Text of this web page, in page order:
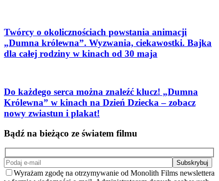
Twórcy o okolicznościach powstania animacji
„Dumna królewna”. Wyzwania, ciekawostki. Bajka
dla całej rodziny w kinach od 30 maja
Do każdego serca można znaleźć klucz! „Dumna
Królewna” w kinach na Dzień Dziecka – zobacz
nowy zwiastun i plakat!
Bądź na bieżąco ze światem filmu
Wyrażam zgodę na otrzymywanie od Monolith Films newslettera